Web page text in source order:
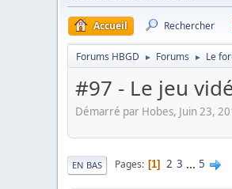
Accueil Rechercher
Forums HBGD ► Forums ► Le
#97 - Le jeu
Démarré par Hobes, Juin 23,
EN BAS Pages 1 2 3 ... 5